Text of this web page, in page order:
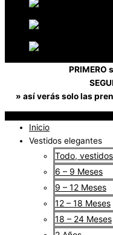
PRIMERO
» así verás solo las
Inicio
Vestidos elegantes
Todo,
6 – 9 Meses
9 – 12 Meses
12 – 18 Meses
18 – 24 Meses